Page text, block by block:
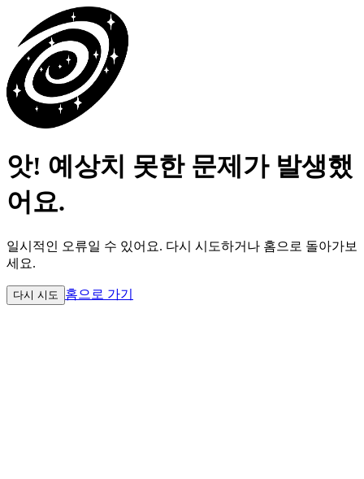
앗! 예상치 못한 문제가 발생했
어요.
일시적인 오류일 수 있어요. 다시 시도하거나 홈으로 돌아가보
세요.
다시 시도 홈으로 가기